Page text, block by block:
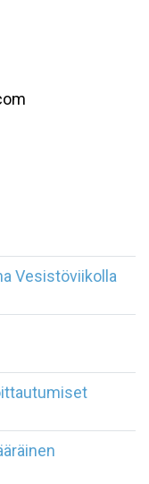
Vesistöviikolla